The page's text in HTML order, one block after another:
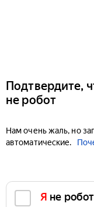
Подтвердите,
не робот
Нам очень жаль, но
автоматические.
Я не робот